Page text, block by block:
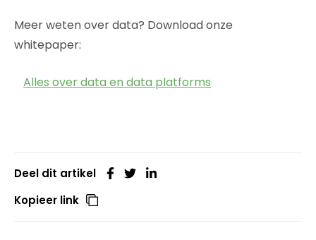
Meer weten over data? Download onze
whitepaper:
Alles over data en data platforms
Deel dit artikel
Kopieer link